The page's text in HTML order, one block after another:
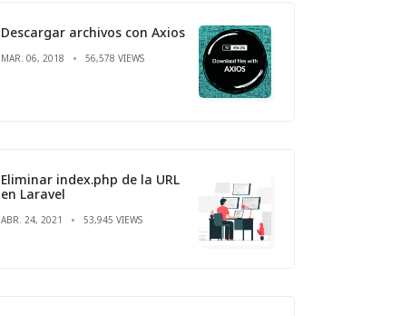
Descargar archivos con Axios
MAR. 06, 2018 56,578 VIEWS
Eliminar index.php de la URL
en Laravel
ABR. 24, 2021 53,945 VIEWS